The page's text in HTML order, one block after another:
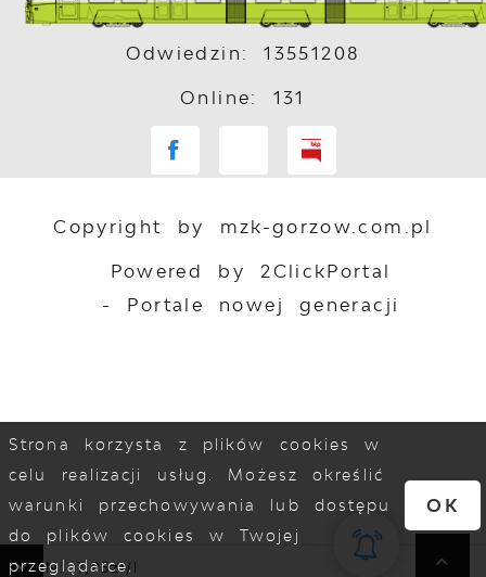
ON: 7,95zł/l
Odwiedzin: 13551208
Online: 131
Copyright by mzk-gorzow.com.pl
Powered by2ClickPortal
- Portale nowej generacji
Strona korzysta z plików cookies w
celu realizacji usług. Możesz określić
warunki przechowywania lub dostępu
do plików cookies w Twojej
przeglądarce.
OK